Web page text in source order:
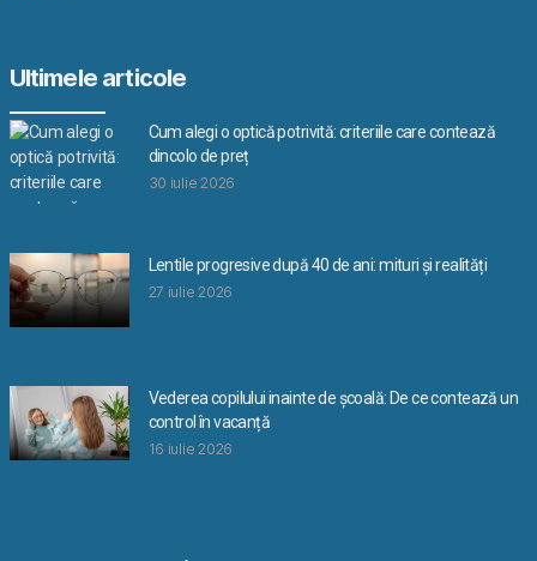
Ultimele articole
Cum alegi o optică potrivită: criteriile care contează
dincolo de preț
30 iulie 2026
Lentile progresive după 40 de ani: mituri și realități
27 iulie 2026
Vederea copilului inainte de școală: De ce contează un
control în vacanță
16 iulie 2026